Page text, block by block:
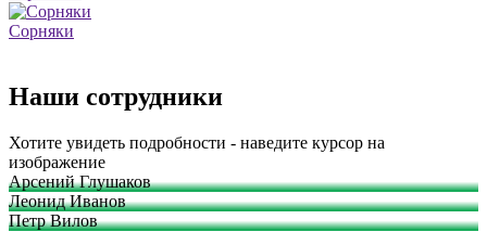
Сорняки
Наши сотрудники
Хотите увидеть подробности - наведите курсор на
изображение
Арсений Глушаков
Леонид Иванов
Петр Вилов